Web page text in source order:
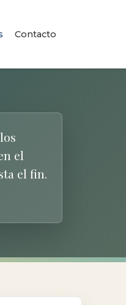
Contacto
el
el fin.